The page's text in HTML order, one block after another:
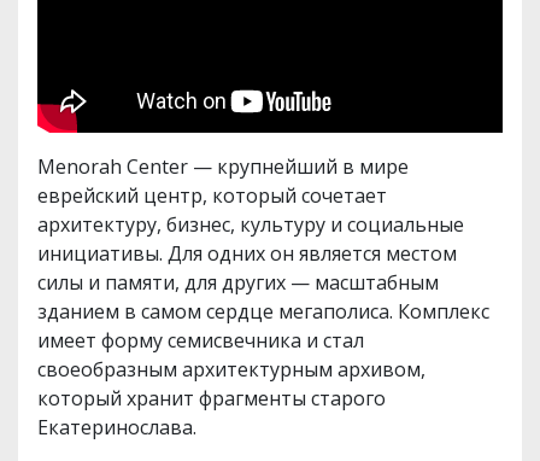
Menorah Center — крупнейший в мире
еврейский центр, который сочетает
архитектуру, бизнес, культуру и социальные
инициативы. Для одних он является местом
силы и памяти, для других — масштабным
зданием в самом сердце мегаполиса. Комплекс
имеет форму семисвечника и стал
своеобразным архитектурным архивом,
который хранит фрагменты старого
Екатеринослава.